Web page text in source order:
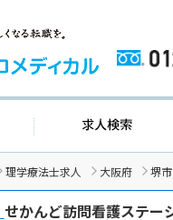
ご利用ガイド
理学療法士求人 大阪府 堺市
せかんど訪問看護ステー